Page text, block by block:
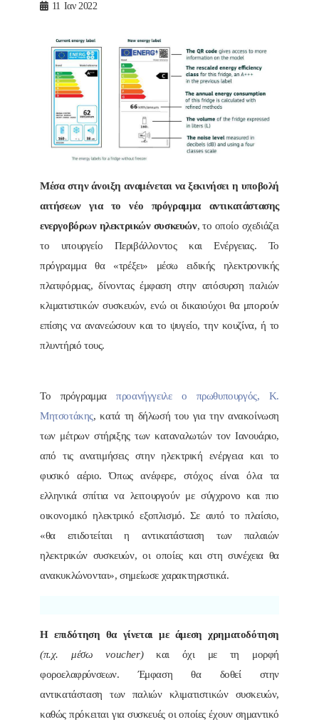
11 Ιαν 2022
Μέσα στην άνοιξη αναμένεται να ξεκινήσει η υποβολή
αιτήσεων για το νέο πρόγραμμα αντικατάστασης
ενεργοβόρων ηλεκτρικών συσκευών, το οποίο σχεδιάζει
το υπουργείο Περιβάλλοντος και Ενέργειας. Το
πρόγραμμα θα «τρέξει» μέσω ειδικής ηλεκτρονικής
πλατφόρμας, δίνοντας έμφαση στην απόσυρση παλιών
κλιματιστικών συσκευών, ενώ οι δικαιούχοι θα μπορούν
επίσης να ανανεώσουν και το ψυγείο, την κουζίνα, ή το
πλυντήριό τους.
Το πρόγραμμαπροανήγγειλε ο πρωθυπουργός, Κ.
Μητσοτάκης, κατά τη δήλωσή του για την ανακοίνωση
των μέτρων στήριξης των καταναλωτών τον Ιανουάριο,
από τις ανατιμήσεις στην ηλεκτρική ενέργεια και το
φυσικό αέριο. Όπως ανέφερε, στόχος είναι όλα τα
ελληνικά σπίτια να λειτουργούν με σύγχρονο και πιο
οικονομικό ηλεκτρικό εξοπλισμό. Σε αυτό το πλαίσιο,
«θα επιδοτείται η αντικατάσταση των παλαιών
ηλεκτρικών συσκευών, οι οποίες και στη συνέχεια θα
ανακυκλώνονται», σημείωσε χαρακτηριστικά.
Η επιδότηση θα γίνεται με άμεση χρηματοδότηση
(π.χ. μέσω voucher)και όχι με τη μορφή
φοροελαφρύνσεων. Έμφαση θα δοθεί στην
αντικατάσταση των παλιών κλιματιστικών συσκευών,
καθώς πρόκειται για συσκευές οι οποίες έχουν σημαντικό